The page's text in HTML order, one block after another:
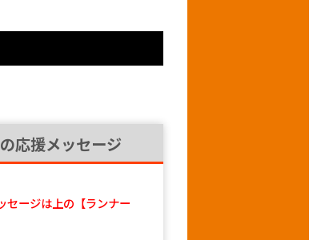
応援メッセージ
セージは上の【ランナー